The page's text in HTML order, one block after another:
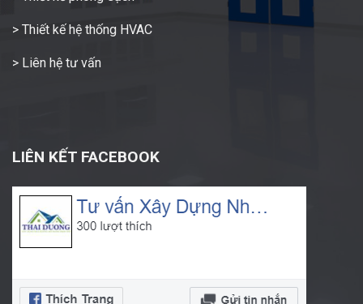
> Thiết kế hệ thống HVAC
> Liên hệ tư vấn
LIÊN KẾT FACEBOOK